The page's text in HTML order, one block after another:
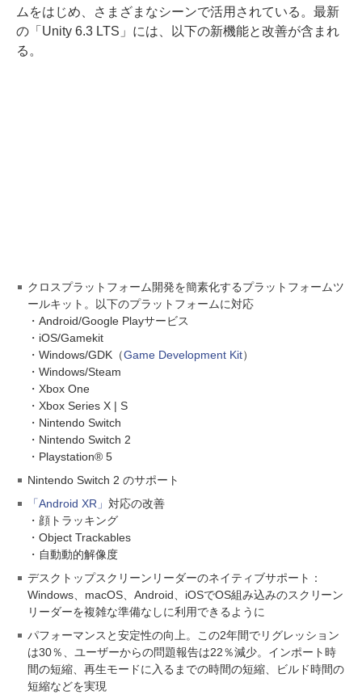
ムをはじめ、さまざまなシーンで活用されている。最新
の「Unity 6.3 LTS」には、以下の新機能と改善が含まれ
る。
クロスプラットフォーム開発を簡素化するプラットフォームツ
ールキット。以下のプラットフォームに対応
・Android/Google Playサービス
・iOS/Gamekit
・Windows/GDK（Game Development Kit）
・Windows/Steam
・Xbox One
・Xbox Series X | S
・Nintendo Switch
・Nintendo Switch 2
・Playstation® 5
Nintendo Switch 2 のサポート
「Android XR」 対応の改善
・顔トラッキング
・Object Trackables
・自動動的解像度
デスクトップスクリーンリーダーのネイティブサポート：
Windows、macOS、Android、iOSでOS組み込みのスクリーン
リーダーを複雑な準備なしに利用できるように
パフォーマンスと安定性の向上。この2年間でリグレッション
は30％、ユーザーからの問題報告は22％減少。インポート時
間の短縮、再生モードに入るまでの時間の短縮、ビルド時間の
短縮などを実現